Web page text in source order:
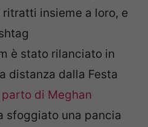
insieme a loro, e
è stato rilanciato in
distanza dalla Festa
parto di Meghan
sfoggiato una pancia